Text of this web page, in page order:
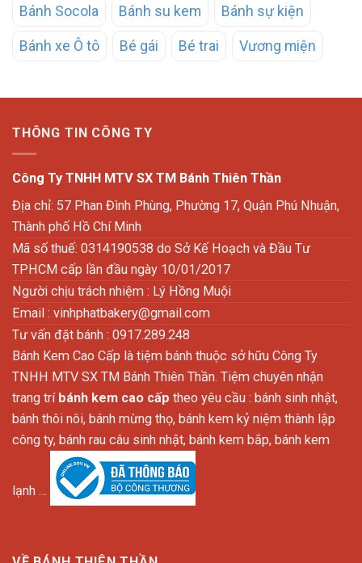
Bánh Socola Bánh su kem Bánh sự kiện
Bánh xe Ô tô Bé gái Bé trai Vương miện
THÔNG TIN CÔNG TY
Công Ty TNHH MTV SX TM Bánh Thiên Thần
Địa chỉ: 57 Phan Đình Phùng, Phường 17, Quận Phú Nhuận,
Thành phố Hồ Chí Minh
Mã số thuế: 0314190538 do Sở Kế Hoạch và Đầu Tư
TPHCM cấp lần đầu ngày 10/01/2017
Người chịu trách nhiệm : Lý Hồng Muội
Email : vinhphatbakery@gmail.com
Tư vấn đặt bánh : 0917.289.248
Bánh Kem Cao Cấp là tiệm bánh thuộc sở hữu Công Ty
TNHH MTV SX TM Bánh Thiên Thần. Tiệm chuyên nhận
trang trí bánh kem cao cấp theo yêu cầu : bánh sinh nhật,
bánh thôi nôi, bánh mừng thọ, bánh kem kỷ niệm thành lập
công ty, bánh rau câu sinh nhật, bánh kem bắp, bánh kem
lạnh …